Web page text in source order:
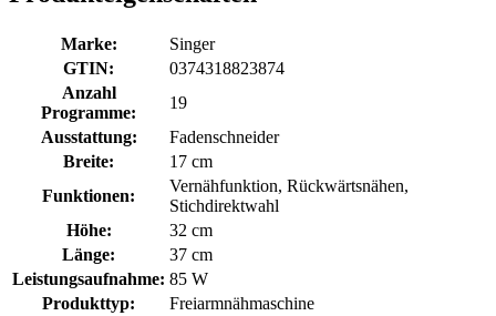
Marke:
Singer
GTIN:
0374318823874
Anzahl
Programme:
19
Ausstattung:
Fadenschneider
Breite:
17 cm
Funktionen:
Vernähfunktion, Rückwärtsnähen,
Stichdirektwahl
Höhe:
32 cm
Länge:
37 cm
Leistungsaufnahme: 85 W
Produkttyp:
Freiarmnähmaschine